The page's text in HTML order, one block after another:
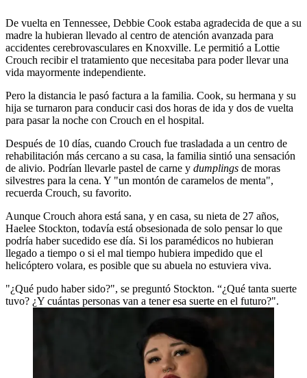
De vuelta en Tennessee, Debbie Cook estaba agradecida de que a su
madre la hubieran llevado al centro de atención avanzada para
accidentes cerebrovasculares en Knoxville. Le permitió a Lottie
Crouch recibir el tratamiento que necesitaba para poder llevar una
vida mayormente independiente.
Pero la distancia le pasó factura a la familia. Cook, su hermana y su
hija se turnaron para conducir casi dos horas de ida y dos de vuelta
para pasar la noche con Crouch en el hospital.
Después de 10 días, cuando Crouch fue trasladada a un centro de
rehabilitación más cercano a su casa, la familia sintió una sensación
de alivio. Podrían llevarle pastel de carne y dumplings de moras
silvestres para la cena. Y "un montón de caramelos de menta",
recuerda Crouch, su favorito.
Aunque Crouch ahora está sana, y en casa, su nieta de 27 años,
Haelee Stockton, todavía está obsesionada de solo pensar lo que
podría haber sucedido ese día. Si los paramédicos no hubieran
llegado a tiempo o si el mal tiempo hubiera impedido que el
helicóptero volara, es posible que su abuela no estuviera viva.
"¿Qué pudo haber sido?", se preguntó Stockton. “¿Qué tanta suerte
tuvo? ¿Y cuántas personas van a tener esa suerte en el futuro?".